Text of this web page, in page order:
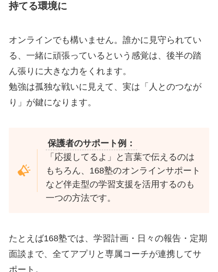
持てる環境に
オンラインでも構いません。誰かに見守られてい
る、一緒に頑張っているという感覚は、後半の踏
ん張りに大きな力をくれます。
勉強は孤独な戦いに見えて、実は「人とのつなが
り」が鍵になります。
保護者のサポート例：
「応援してるよ」と言葉で伝えるのは
もちろん、168塾のオンラインサポート
など伴走型の学習支援を活用するのも
一つの方法です。
たとえば168塾では、学習計画・日々の報告・定期
面談まで、全てアプリと専属コーチが連携してサ
ポート。